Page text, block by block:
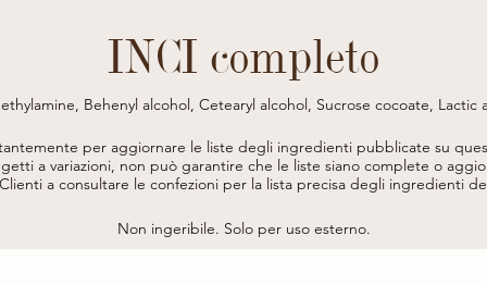
INCI completo
Behenyl alcohol, Cetearyl alcohol, Sucrose cocoate, Lactic
Phenoxyethanol, Benzoic acid, Pinene, Citric acid, Linalool,
benzoate, Potassium sorbate.
* da agricoltura biologica / from organic agriculture
per aggiornare le liste degli ingredienti pubblicate su
a variazioni, non può garantire che le liste siano complete o
a consultare le confezioni per la lista precisa degli ingredienti
Non ingeribile. Solo per uso esterno.